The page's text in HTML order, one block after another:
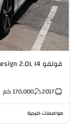
فولفو V40 T5 R Design 2.0L I4
2017
170,000كم
مواصفات خليجية